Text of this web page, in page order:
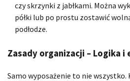
czy skrzynki z jabłkami. Można
półki lub po prostu zostawić
podłodze.
Zasady organizacji – Logika
Samo wyposażenie to nie wszystko.